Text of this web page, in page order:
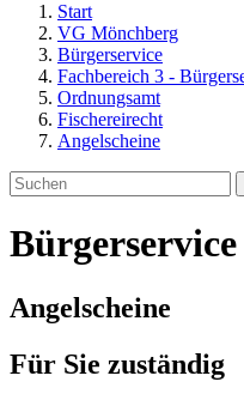
Start
VG Mönchberg
Bürgerservice
Fachbereich 3 -
Ordnungsamt
Fischereirecht
Angelscheine
Bürgerservice
Angelscheine
Für Sie zuständig